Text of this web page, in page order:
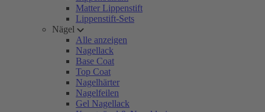
Matter Lippenstift
Lippenstift-Sets
Nägel
Alle anzeigen
Nagellack
Base Coat
Top Coat
Nagelhärter
Nagelfeilen
Gel Nagellack